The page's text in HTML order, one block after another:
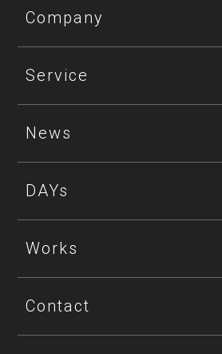
Company
Service
News
DAYs
Works
Contact